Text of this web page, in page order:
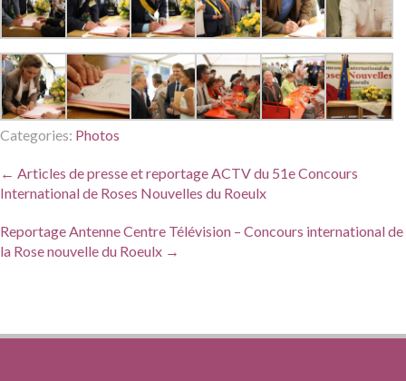
Categories: Photos
Post
navigation
← Articles de presse et reportage ACTV du 51e Concours
International de Roses Nouvelles du Roeulx
Reportage Antenne Centre Télévision – Concours international de
la Rose nouvelle du Roeulx →